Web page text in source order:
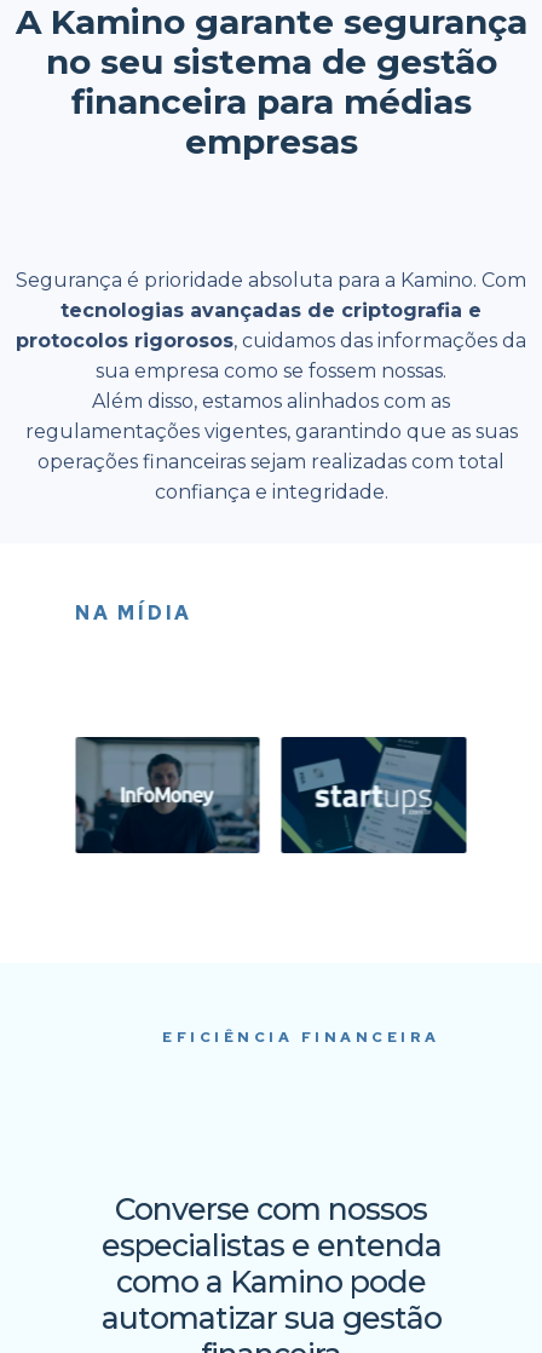
A Kamino garante segurança
no seu sistema de gestão
financeira para médias
empresas
Segurança é prioridade absoluta para a Kamino. Com
tecnologias avançadas de criptografia e
protocolos rigorosos, cuidamos das informações da
sua empresa como se fossem nossas.
Além disso, estamos alinhados com as
regulamentações vigentes, garantindo que as suas
operações financeiras sejam realizadas com total
confiança e integridade.
NA MÍDIA
EFICIÊNCIA FINANCEIRA
Converse com nossos
especialistas e entenda
como a Kamino pode
automatizar sua gestão